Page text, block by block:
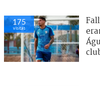
175
visitas